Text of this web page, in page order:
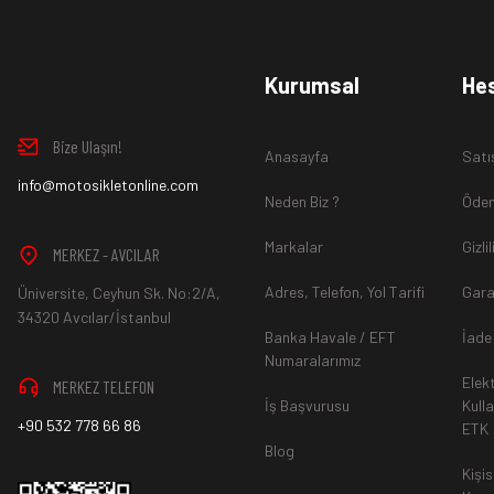
www.MotosikletOnline.com alışveriş sitesinden almış
Aksi durum söz konusu olduğunda
*İade ve Değişim sürecinde ürünlerin "Gönderici Ödemeli”
Ürün mağazamıza ulaştıktan sonra gerekli incelemelerin
hesaba ya da Kredi Kartına "Beş (5) ile On (10) iş günü”
durumlar ilgili bankanız ile yapılan sözleşme yükümlülüğüne
Bize Ulaşın!
info@motosikletonline.com
MERKEZ - AVCILAR
Üniversite, Ceyhun Sk. No:2/A,
34320 Avcılar/İstanbul
MERKEZ TELEFON
+90 532 778 66 86
Kurumsal
Anasayfa
Neden Biz ?
Markalar
Adres, Telefon, Yol Tarifi
Banka Havale / EFT
Numaralarımız
İş Başvurusu
Blog
İade
ETK